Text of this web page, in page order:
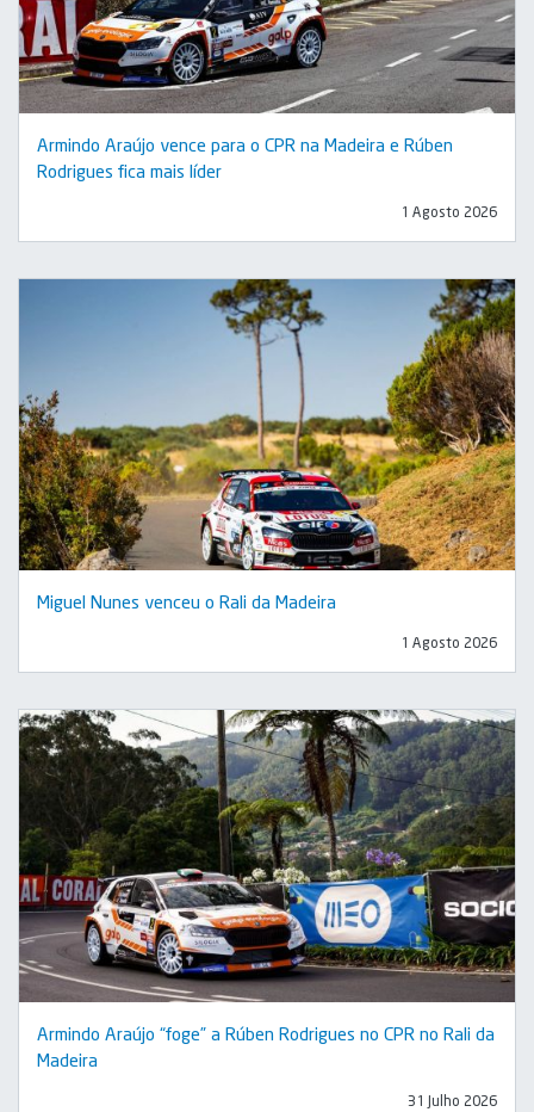
Armindo Araújo vence para o CPR na Madeira e Rúben
Rodrigues fica mais líder
1 Agosto 2026
Miguel Nunes venceu o Rali da Madeira
1 Agosto 2026
Armindo Araújo “foge” a Rúben Rodrigues no CPR no Rali da
Madeira
31 Julho 2026